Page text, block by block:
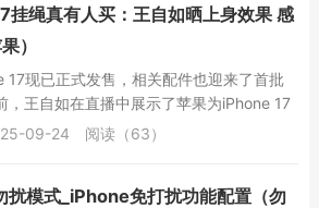
绳真有人买：王自如晒上身效果 感
）
现已正式发售，相关配件也迎来了首批
，王自如在直播中展示了苹果为iPhone 17
挂...
09-24 阅读（63）
扰模式_iPhone免打扰功能配置（勿